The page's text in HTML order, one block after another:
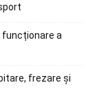
funcționare a
frezare și